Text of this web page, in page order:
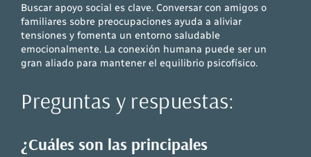
Buscar apoyo social es clave. Conversar con amigos o
familiares sobre preocupaciones ayuda a aliviar
tensiones y fomenta un entorno saludable
emocionalmente. La conexión humana puede ser un
gran aliado para mantener el equilibrio psicofísico.
Preguntas y respuestas:
¿Cuáles son las principales